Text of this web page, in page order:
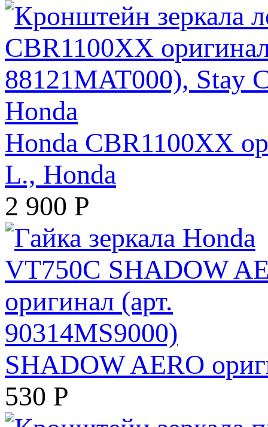
Honda CBR1100XX
L., Honda
2 900 Р
SHADOW AERO
530 Р